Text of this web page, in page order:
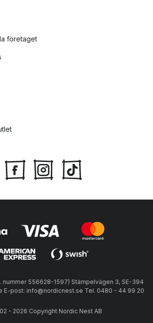
företaget
nummer 556628-1597) Stämpelvägen 3, SE-394
E-post: info@nordicnest.se Tel. 0480 - 44 99 20
- 2026 Copyright Nordic Nest AB